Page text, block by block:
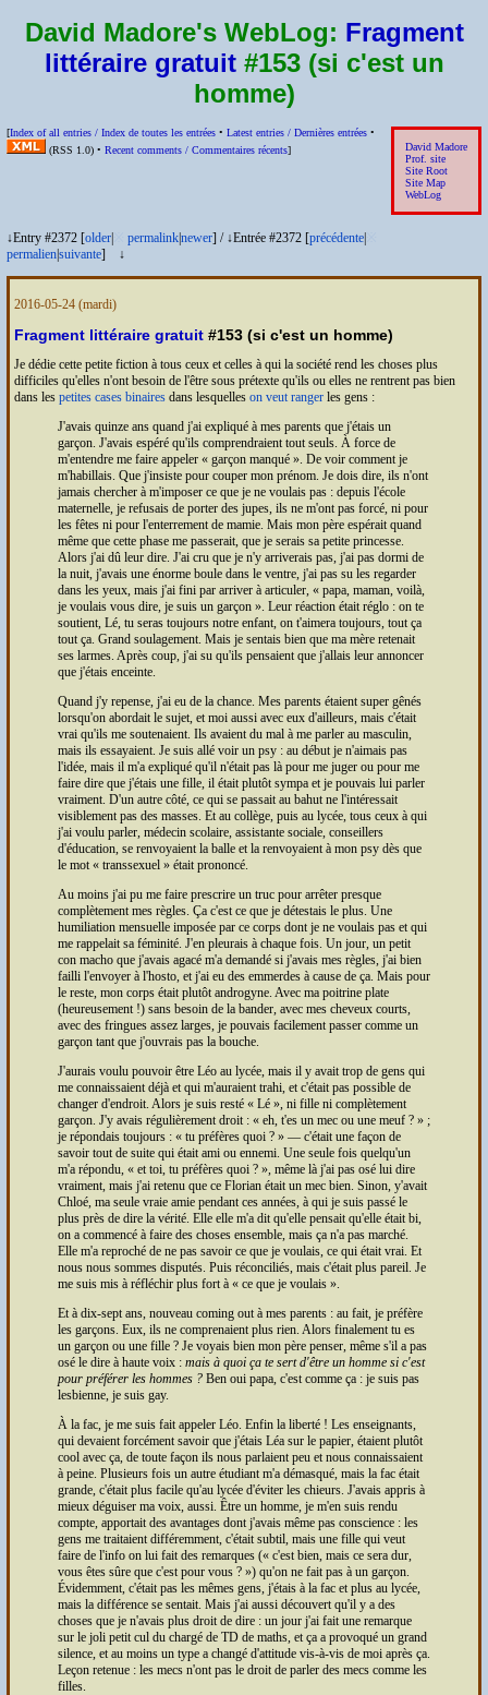
David Madore's WebLog: Fragment
littéraire gratuit#153 (si c'est un
homme)
David Madore
Prof. site
Site Root
Site Map
WebLog
[Index of all entries / Index de toutes les entrées • Latest entries / Dernières entrées •
(RSS 1.0) • Recent comments / Commentaires récents]
↓Entry #2372 [older permalinknewer] / ↓Entrée #2372 [précédente
permaliensuivante] ↓
2016-05-24(mardi)
Fragment littéraire gratuit#153 (si c'est un homme)
Je dédie cette petite fiction à tous ceux et celles à qui la société rend les choses plus
difficiles qu'elles n'ont besoin de l'être sous prétexte qu'ils ou elles ne rentrent pas bien
dans les petites cases binairesdans lesquelles on veut rangerles gens :
J'avais quinze ans quand j'ai expliqué à mes parents que j'étais un
garçon. J'avais espéré qu'ils comprendraient tout seuls. À force de
m'entendre me faire appeler
garçon manqué
. De voir comment je
m'habillais. Que j'insiste pour couper mon prénom. Je dois dire, ils n'ont
jamais chercher à m'imposer ce que je ne voulais pas : depuis l'école
maternelle, je refusais de porter des jupes, ils ne m'ont pas forcé, ni pour
les fêtes ni pour l'enterrement de mamie. Mais mon père espérait quand
même que cette phase me passerait, que je serais sa petite princesse.
Alors j'ai dû leur dire. J'ai cru que je n'y arriverais pas, j'ai pas dormi de
la nuit, j'avais une énorme boule dans le ventre, j'ai pas su les regarder
dans les yeux, mais j'ai fini par arriver à articuler,
papa, maman, voilà,
je voulais vous dire, je suis un garçon
. Leur réaction était réglo : on te
soutient, Lé, tu seras toujours notre enfant, on t'aimera toujours, tout ça
tout ça. Grand soulagement. Mais je sentais bien que ma mère retenait
ses larmes. Après coup, j'ai su qu'ils pensaient que j'allais leur annoncer
que j'étais enceinte.
Quand j'y repense, j'ai eu de la chance. Mes parents étaient super gênés
lorsqu'on abordait le sujet, et moi aussi avec eux d'ailleurs, mais c'était
vrai qu'ils me soutenaient. Ils avaient du mal à me parler au masculin,
mais ils essayaient. Je suis allé voir un psy : au début je n'aimais pas
l'idée, mais il m'a expliqué qu'il n'était pas là pour me juger ou pour me
faire dire que j'étais une fille, il était plutôt sympa et je pouvais lui parler
vraiment. D'un autre côté, ce qui se passait au bahut ne l'intéressait
visiblement pas des masses. Et au collège, puis au lycée, tous ceux à qui
j'ai voulu parler, médecin scolaire, assistante sociale, conseillers
d'éducation, se renvoyaient la balle et la renvoyaient à mon psy dès que
le mot
transsexuel
était prononcé.
Au moins j'ai pu me faire prescrire un truc pour arrêter presque
complètement mes règles. Ça c'est ce que je détestais le plus. Une
humiliation mensuelle imposée par ce corps dont je ne voulais pas et qui
me rappelait sa féminité. J'en pleurais à chaque fois. Un jour, un petit
con macho que j'avais agacé m'a demandé si j'avais mes règles, j'ai bien
failli l'envoyer à l'hosto, et j'ai eu des emmerdes à cause de ça. Mais pour
le reste, mon corps était plutôt androgyne. Avec ma poitrine plate
(heureusement !) sans besoin de la bander, avec mes cheveux courts,
avec des fringues assez larges, je pouvais facilement passer comme un
garçon tant que j'ouvrais pas la bouche.
J'aurais voulu pouvoir être Léo au lycée, mais il y avait trop de gens qui
me connaissaient déjà et qui m'auraient trahi, et c'était pas possible de
changer d'endroit. Alors je suis resté
Lé
, ni fille ni complètement
garçon. J'y avais régulièrement droit :
eh, t'es un mec ou une meuf ?
;
je répondais toujours :
tu préfères quoi ?
— c'était une façon de
savoir tout de suite qui était ami ou ennemi. Une seule fois quelqu'un
m'a répondu,
et toi, tu préfères quoi ?
, même là j'ai pas osé lui dire
vraiment, mais j'ai retenu que ce Florian était un mec bien. Sinon, y'avait
Chloé, ma seule vraie amie pendant ces années, à qui je suis passé le
plus près de dire la vérité. Elle elle m'a dit qu'elle pensait qu'elle était bi,
on a commencé à faire des choses ensemble, mais ça n'a pas marché.
Elle m'a reproché de ne pas savoir ce que je voulais, ce qui était vrai. Et
nous nous sommes disputés. Puis réconciliés, mais c'était plus pareil. Je
me suis mis à réfléchir plus fort à
ce que je voulais
.
Et à dix-sept ans, nouveau coming out à mes parents : au fait, je préfère
les garçons. Eux, ils ne comprenaient plus rien. Alors finalement tu es
un garçon ou une fille ? Je voyais bien mon père penser, même s'il a pas
osé le dire à haute voix : mais à quoi ça te sert d'être un homme si c'est
pour préférer les hommes ?Ben oui papa, c'est comme ça : je suis pas
lesbienne, je suis gay.
À la fac, je me suis fait appeler Léo. Enfin la liberté ! Les enseignants,
qui devaient forcément savoir que j'étais Léa sur le papier, étaient plutôt
cool avec ça, de toute façon ils nous parlaient peu et nous connaissaient
à peine. Plusieurs fois un autre étudiant m'a démasqué, mais la fac était
grande, c'était plus facile qu'au lycée d'éviter les chieurs. J'avais appris à
mieux déguiser ma voix, aussi. Être un homme, je m'en suis rendu
compte, apportait des avantages dont j'avais même pas conscience : les
gens me traitaient différemment, c'était subtil, mais une fille qui veut
faire de l'info on lui fait des remarques (
c'est bien, mais ce sera dur,
vous êtes sûre que c'est pour vous ?
) qu'on ne fait pas à un garçon.
Évidemment, c'était pas les mêmes gens, j'étais à la fac et plus au lycée,
mais la différence se sentait. Mais j'ai aussi découvert qu'il y a des
choses que je n'avais plus droit de dire : un jour j'ai fait une remarque
sur le joli petit cul du chargé de TDde maths, et ça a provoqué un grand
silence, et au moins un type a changé d'attitude vis-à-vis de moi après ça.
Leçon retenue : les mecs n'ont pas le droit de parler des mecs comme les
filles.